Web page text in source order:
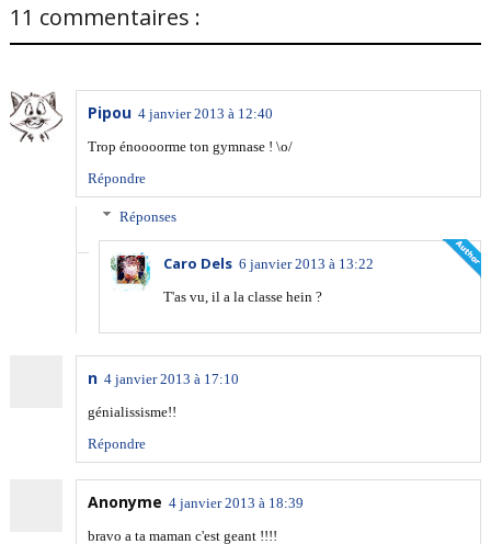
11 commentaires :
Pipou 4 janvier 2013 à 12:40
Trop énoooorme ton gymnase ! \o/
Répondre
Réponses
Caro Dels 6 janvier 2013 à 13:22
T'as vu, il a la classe hein ?
n 4 janvier 2013 à 17:10
génialissisme!!
Répondre
Anonyme 4 janvier 2013 à 18:39
bravo a ta maman c'est geant !!!!